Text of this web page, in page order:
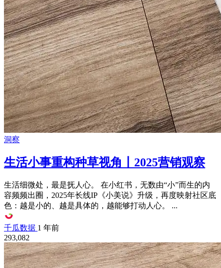
洞察
生活小事重构种草视角丨2025营销观察
生活细微处，最是抚人心。 在小红书，无数由“小”而生的内
容频频出圈，2025年长线IP《小美说》升级，再度映射社区底
色：越是小的、越是具体的，越能够打动人心。 ...
千瓜数据 1 年前
293,082